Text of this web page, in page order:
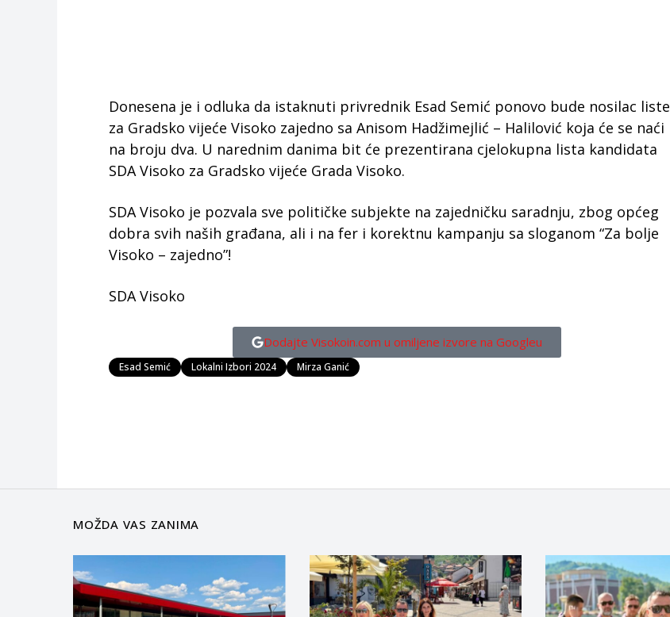
Donesena je i odluka da istaknuti privrednik Esad Semić ponovo bude nosilac liste
za Gradsko vijeće Visoko zajedno sa Anisom Hadžimejlić – Halilović koja će se naći
na broju dva. U narednim danima bit će prezentirana cjelokupna lista kandidata
SDA Visoko za Gradsko vijeće Grada Visoko.
SDA Visoko je pozvala sve političke subjekte na zajedničku saradnju, zbog općeg
dobra svih naših građana, ali i na fer i korektnu kampanju sa sloganom “Za bolje
Visoko – zajedno”!
SDA Visoko
Dodajte Visokoin.com u omiljene izvore na Googleu
Esad Semić Lokalni Izbori 2024 Mirza Ganić
MOŽDA VAS ZANIMA